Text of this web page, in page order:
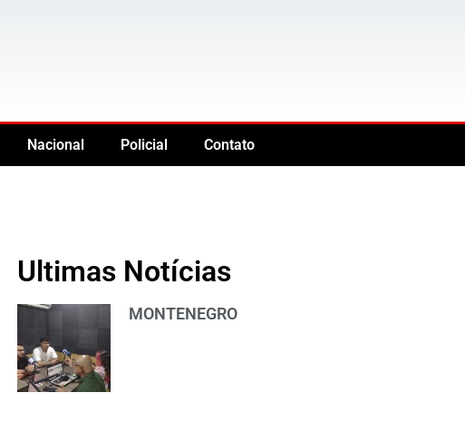
Nacional Policial Contato
Ultimas Notícias
MONTENEGRO